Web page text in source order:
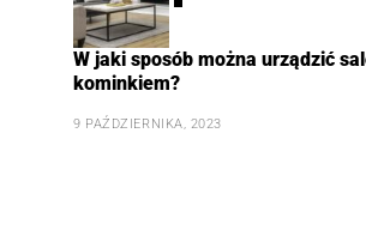
W jaki sposób można urządzić
kominkiem?
9 PAŹDZIERNIKA, 2023